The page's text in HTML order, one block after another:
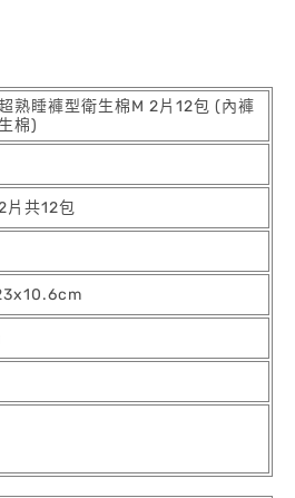
熟睡褲型衛生棉M 2片12包 (內褲
棉)
片共12包